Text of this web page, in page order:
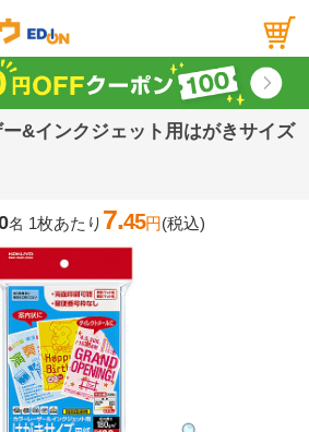
&インクジェット用はがきサイズ
名 1枚あたり 7.45円(税込)